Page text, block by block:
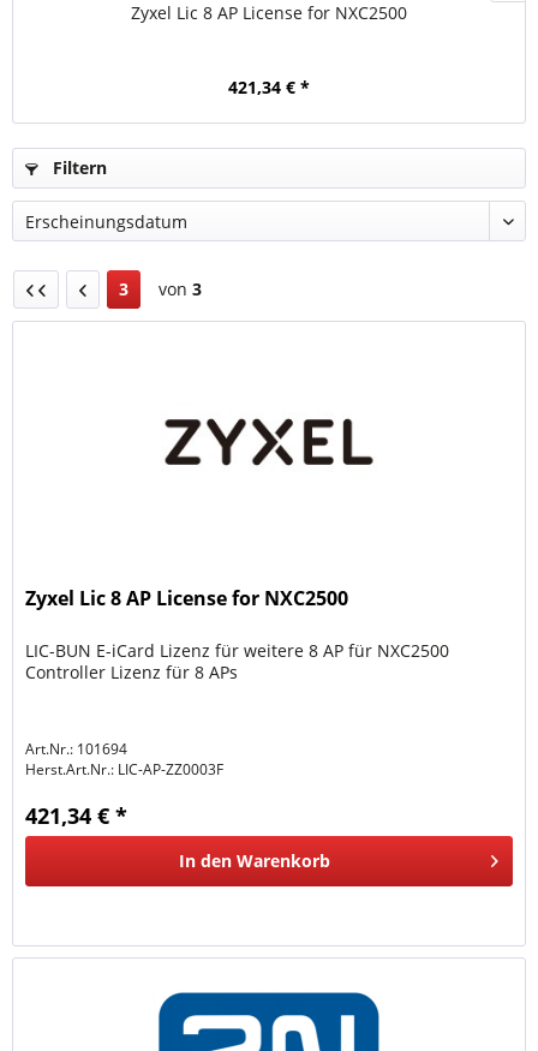
Zyxel Lic 8 AP License for NXC2500
421,34 € *
Filtern
3 von 3
Zyxel Lic 8 AP License for NXC2500
LIC-BUN E-iCard Lizenz für weitere 8 AP für NXC2500
Controller Lizenz für 8 APs
Art.Nr.: 101694
Herst.Art.Nr.: LIC-AP-ZZ0003F
421,34 € *
In den Warenkorb